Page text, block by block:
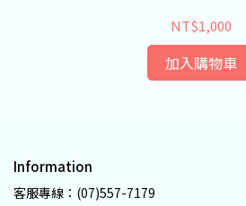
NT$1,000
加入購物車
Information
客服專線：(07)557-7179